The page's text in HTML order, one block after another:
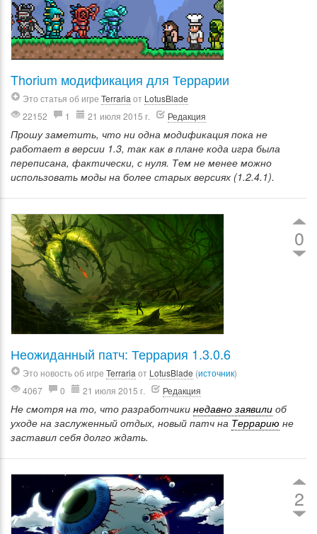
Thorium модификация для Террарии
Это статья об игре Terraria от LotusBlade
22152
1 21 июля 2015 г. Редакция
Прошу заметить, что ни одна модификация пока не
работает в версии 1.3, так как в плане кода игра была
переписана, фактически, с нуля. Тем не менее можно
использовать моды на более старых версиях (1.2.4.1).
0
Неожиданный патч: Террария 1.3.0.6
Это новость об игре Terraria от LotusBlade (источник)
4067
0 21 июля 2015 г. Редакция
Не смотря на то, что разработчики недавно заявили об
уходе на заслуженный отдых, новый патч на Террарию не
заставил себя долго ждать.
2